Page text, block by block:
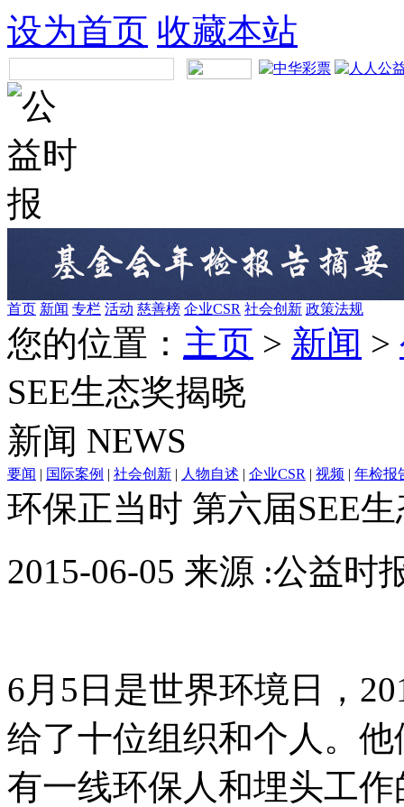
设为首页 收藏本站
首页 新闻 专栏 活动 慈善榜 企业CSR 社会创新 政策法规
您的位置： 主页 > 新闻 >
SEE生态奖揭晓
新闻 NEWS
要闻 | 国际案例 | 社会创新 | 人物自述 | 企业CSR | 视频 | 年检报
环保正当时 第六届SEE
2015-06-05 来源 :公益时
6月5日是世界环境日，
给了十位组织和个人。
有一线环保人和埋头工